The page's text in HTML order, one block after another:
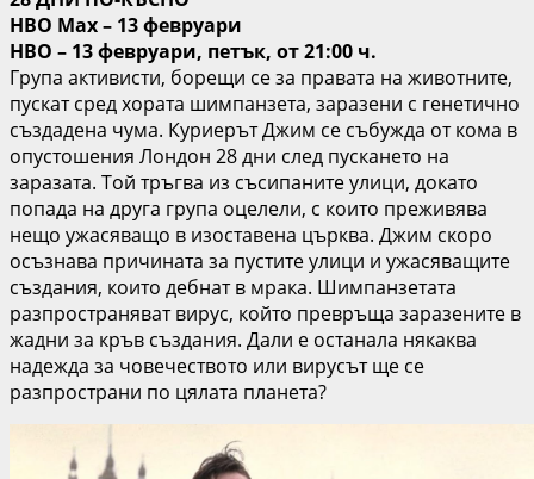
HBO Max – 13 февруари
HBO – 13 февруари, петък, от 21:00 ч.
Група активисти, борещи се за правата на животните,
пускат сред хората шимпанзета, заразени с генетично
създадена чума. Куриерът Джим се събужда от кома в
опустошения Лондон 28 дни след пускането на
заразата. Той тръгва из съсипаните улици, докато
попада на друга група оцелели, с които преживява
нещо ужасяващо в изоставена църква. Джим скоро
осъзнава причината за пустите улици и ужасяващите
създания, които дебнат в мрака. Шимпанзетата
разпространяват вирус, който превръща заразените в
жадни за кръв създания. Дали е останала някаква
надежда за човечеството или вирусът ще се
разпространи по цялата планета?